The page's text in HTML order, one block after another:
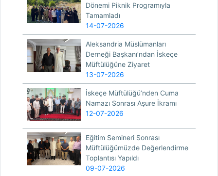
Dönemi Piknik Programıyla
Tamamladı
14-07-2026
Aleksandria Müslümanları
Derneği Başkanı’ndan İskeçe
Müftülüğüne Ziyaret
13-07-2026
İskeçe Müftülüğü’nden Cuma
Namazı Sonrası Aşure İkramı
12-07-2026
Eğitim Semineri Sonrası
Müftülüğümüzde Değerlendirme
Toplantısı Yapıldı
09-07-2026